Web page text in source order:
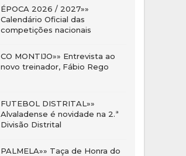
ÉPOCA 2026 / 2027»»
Calendário Oficial das
competições nacionais
CO MONTIJO»» Entrevista ao
novo treinador, Fábio Rego
FUTEBOL DISTRITAL»»
Alvaladense é novidade na 2.ª
Divisão Distrital
PALMELA»» Taça de Honra do